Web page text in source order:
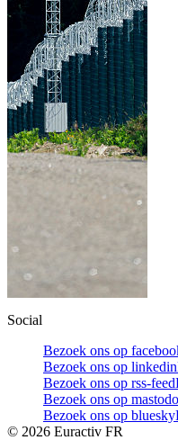
Social
Bezoek ons op
Bezoek ons op linkedin
Bezoek ons op rss-feed
Bezoek ons op
Bezoek ons op bluesky
© 2026 Euractiv FR